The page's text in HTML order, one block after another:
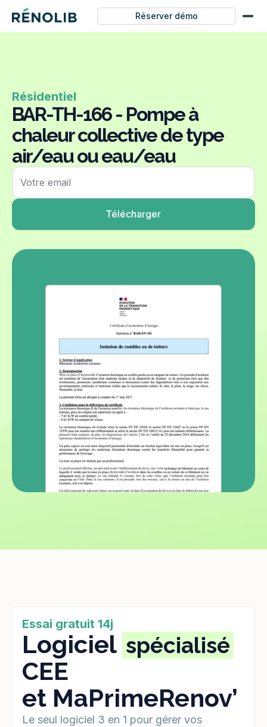
Réserver démo
Résidentiel
BAR-TH-166 - Pompe à
chaleur collective de type
air/eau ou eau/eau
Essai gratuit 14j
Logiciel spécialisé
CEE
et MaPrimeRenov’
Le seul logiciel 3 en 1 pour gérer vos